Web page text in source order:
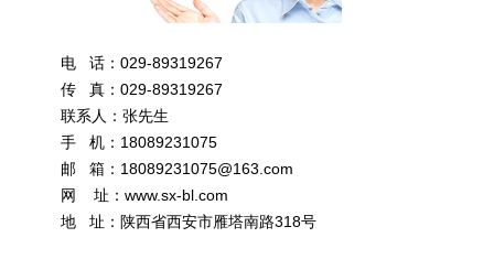
电 话：029-89319267
传 真：029-89319267
联系人：张先生
手 机：18089231075
邮 箱： 18089231075@163.com
网 址： www.sx-bl.com
地 址：陕西省西安市雁塔南路318号